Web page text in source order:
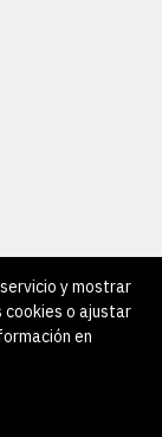
y mostrar
o ajustar
en